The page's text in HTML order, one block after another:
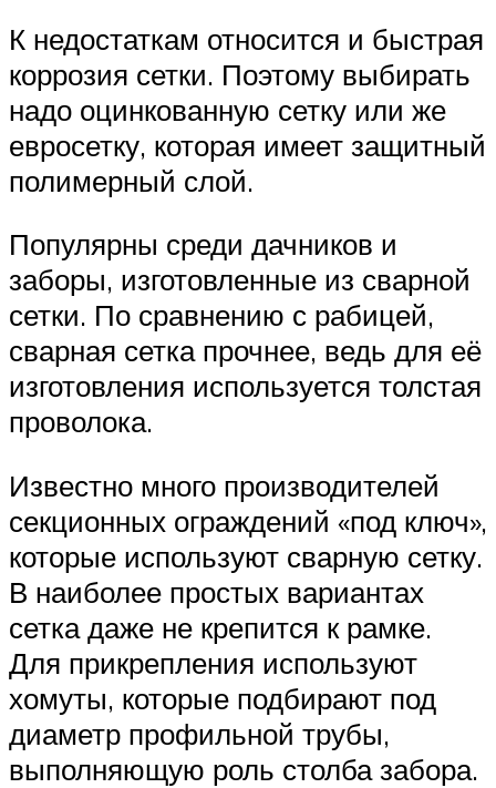
К недостаткам относится и быстрая
коррозия сетки. Поэтому выбирать
надо оцинкованную сетку или же
евросетку, которая имеет защитный
полимерный слой.
Популярны среди дачников и
заборы, изготовленные из сварной
сетки. По сравнению с рабицей,
сварная сетка прочнее, ведь для её
изготовления используется толстая
проволока.
Известно много производителей
секционных ограждений «под ключ»,
которые используют сварную сетку.
В наиболее простых вариантах
сетка даже не крепится к рамке.
Для прикрепления используют
хомуты, которые подбирают под
диаметр профильной трубы,
выполняющую роль столба забора.